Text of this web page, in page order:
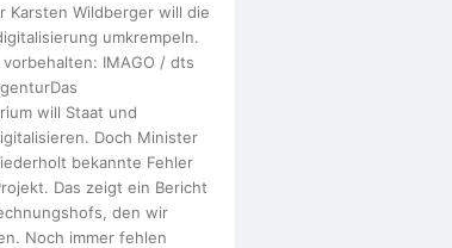
Karsten Wildberger will die
umkrempeln.
IMAGO / dts
will Staat und
Doch Minister
bekannte Fehler
Das zeigt ein Bericht
den wir
Noch immer fehlen